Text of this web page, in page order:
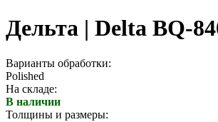
Дельта | Delta BQ-
Варианты обработки:
Polished
На складе:
В наличии
Толщины и размеры: